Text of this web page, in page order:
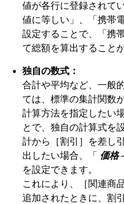
値が各行に登録されて
値に等しい」、「携帯
設定することで、「携
て総額を算出すること
独自の数式：
合計や平均など、一般
ては、標準の集計関数
計算方法を指定したい
とで、独自の計算式を
計から［割引］を差し
出したい場合、「 価格
を設定できます。
これにより、［関連商
追加されたときに、割